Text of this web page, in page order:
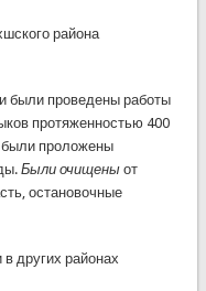
района
были проведены работы
протяженностью 400
были проложены
Были очищены от
остановочные
других районах